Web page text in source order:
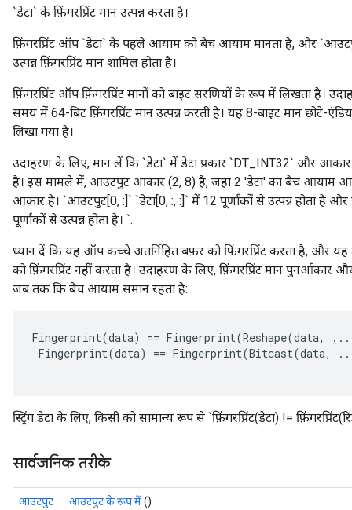
`डेटा` के फ़िंगरप्रिंट मान उत्पन्न करता है।
फ़िंगरप्रिंट ऑप `डेटा` के पहले आयाम को बैच आयाम मानता है, और
उत्पन्न फ़िंगरप्रिंट मान शामिल होता है।
फ़िंगरप्रिंट ऑप फ़िंगरप्रिंट मानों को बाइट सरणियों के रूप में लिखता है।
समय में 64-बिट फ़िंगरप्रिंट मान उत्पन्न करती है। यह 8-बाइट मान
लिखा गया है।
उदाहरण के लिए, मान लें कि `डेटा` में डेटा प्रकार `DT_INT32` और
है। इस मामले में, आउटपुट आकार (2, 8) है, जहां 2 'डेटा' का बैच आयाम
आकार है। `आउटपुट[0, :]` `डेटा[0, :, :]` में 12 पूर्णांकों से उत्पन्न होता है
पूर्णांकों से उत्पन्न होता है। `.
ध्यान दें कि यह ऑप कच्चे अंतर्निहित बफ़र को फ़िंगरप्रिंट करता है, और
को फ़िंगरप्रिंट नहीं करता है। उदाहरण के लिए, फ़िंगरप्रिंट मान पुनर्आकार
जब तक कि बैच आयाम समान रहता है:
Fingerprint(data) == Fingerprint(Reshape(data,
Fingerprint(data) == Fingerprint(Bitcast(data,
स्ट्रिंग डेटा के लिए, किसी को सामान्य रूप से `फ़िंगरप्रिंट(डेटा) !=
सार्वजनिक तरीके
आउटपुट
आउटपुट के रूप में()